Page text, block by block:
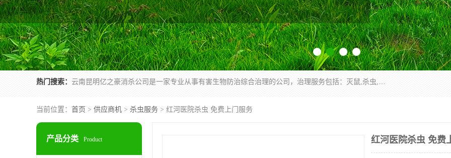
热门搜索： 云南昆明亿之豪消杀公司是一家专业从事有害生物防治综合治理的公司，治理服务包括：灭鼠,杀虫,除虫,除蟑螂,白蚁防治,消杀等；安全环保,快速上门,价格透明,完善的售后服务,不影响您的生活工作。
当前位置： 首页 > 供应商机 > 杀虫服务 > 红河医院杀虫 免费上门服务
产品分类 Product 红河医院杀虫 免费